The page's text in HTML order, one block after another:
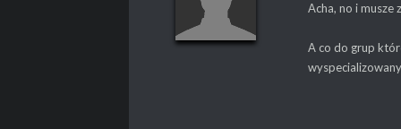
Acha, no i musze
A co do grup